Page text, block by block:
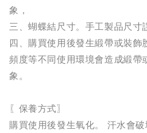
象，
三、蝴蝶結尺寸。手工製品尺寸
四、購買使用後發生緞帶或裝
頻度等不同使用環境會造成緞帶
象。
〖保養方式〗
購買使用後發生氧化。 汗水會